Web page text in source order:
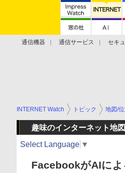
通信機器 通信サービス セキ
INTERNET Watch トピック 地図/
趣味のインターネット地
Select Language ▼
FacebookがAIによ